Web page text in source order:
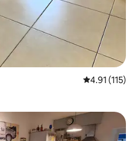
Ukadiriaji wa
4.91 (115)